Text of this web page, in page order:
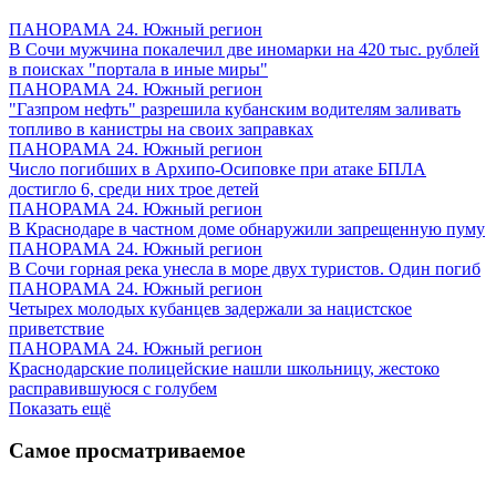
ПАНОРАМА 24. Южный регион
В Сочи мужчина покалечил две иномарки на 420 тыс. рублей
в поисках "портала в иные миры"
ПАНОРАМА 24. Южный регион
"Газпром нефть" разрешила кубанским водителям заливать
топливо в канистры на своих заправках
ПАНОРАМА 24. Южный регион
Число погибших в Архипо-Осиповке при атаке БПЛА
достигло 6, среди них трое детей
ПАНОРАМА 24. Южный регион
В Краснодаре в частном доме обнаружили запрещенную пуму
ПАНОРАМА 24. Южный регион
В Сочи горная река унесла в море двух туристов. Один погиб
ПАНОРАМА 24. Южный регион
Четырех молодых кубанцев задержали за нацистское
приветствие
ПАНОРАМА 24. Южный регион
Краснодарские полицейские нашли школьницу, жестоко
расправившуюся с голубем
Показать ещё
Самое просматриваемое